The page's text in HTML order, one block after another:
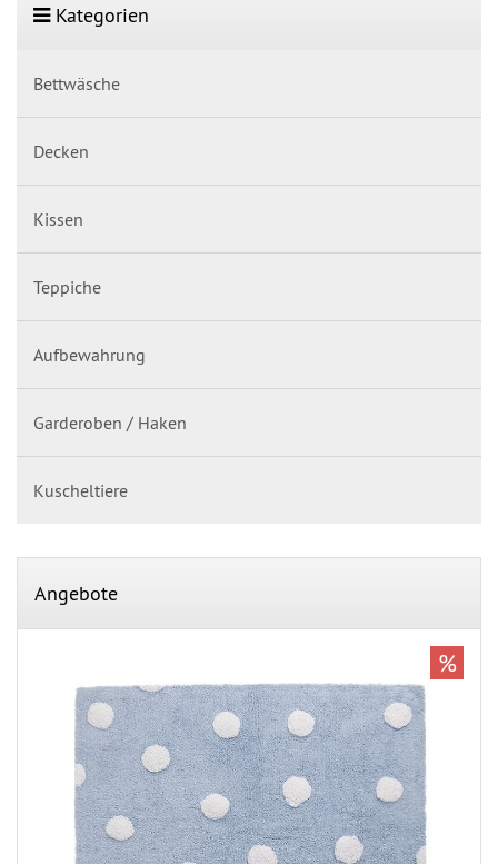
Kategorien
Bettwäsche
Decken
Kissen
Teppiche
Aufbewahrung
Garderoben / Haken
Kuscheltiere
Angebote
%